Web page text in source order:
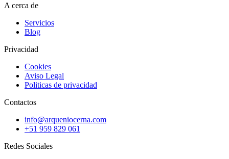
A cerca de
Servicios
Blog
Privacidad
Cookies
Aviso Legal
Politicas de privacidad
Contactos
info@arqueniocerna.com
+51 959 829 061
Redes Sociales